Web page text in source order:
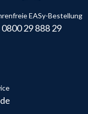
EASy-Bestellung
0800 29 888 29